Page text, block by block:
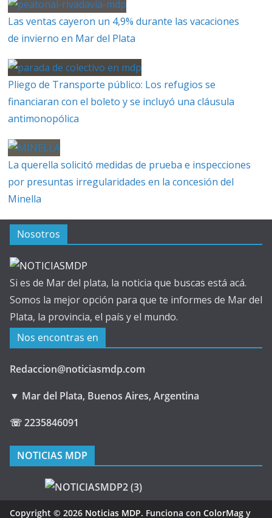
Las ventas cayeron un 4,9% durante las vacaciones
de invierno en Mar del Plata
Pliego de Transporte público: Los refugios se
financiaran con el boleto y se incluyó una cláusula
antimonopólica
La querella solicitó medidas de prueba e inspecciones
por presuntas irregularidades en la concesión del
Minella
Nosotros
Si es de Mar del plata, la noticia que buscas está acá.
Somos la mejor opción para que te informes de Mar del
Plata, la provincia, el país y el mundo.
Nos encontras en
Redaccion@noticiasmdp.com
▼ Mar del Plata, Buenos Aires, Argentina
☏ 2235846091
NOTICIAS MDP
Copyright © 2026 Noticias MDP. Funciona con ColorMag y